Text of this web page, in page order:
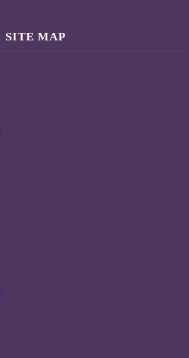
SITE MAP